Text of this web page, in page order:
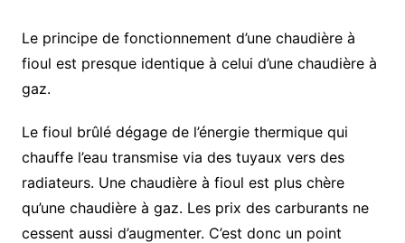
Le principe de fonctionnement d’une chaudière à
fioul est presque identique à celui d’une chaudière à
gaz.
Le fioul brûlé dégage de l’énergie thermique qui
chauffe l’eau transmise via des tuyaux vers des
radiateurs. Une chaudière à fioul est plus chère
qu’une chaudière à gaz. Les prix des carburants ne
cessent aussi d’augmenter. C’est donc un point